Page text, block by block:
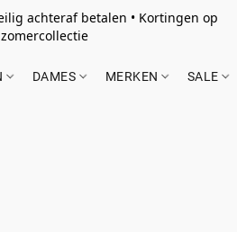
achteraf betalen • Kortingen op
DAMES MERKEN SALE